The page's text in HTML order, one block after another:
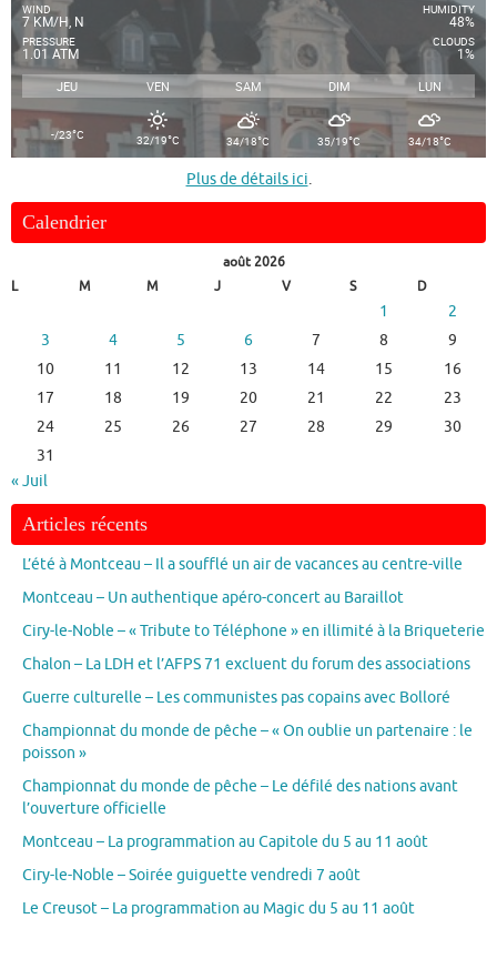
WIND
7 KM/H, N
PRESSURE
1.01 ATM
HUMIDITY
48%
CLOUDS
1%
JEU VEN SAM DIM LUN
-/23°C 32/19°C 34/18°C 35/19°C 34/18°C
Plus de détails ici.
Calendrier
août 2026
L
M M J V S D
1
2
3
4 5 6 7 8
9
10
11 12 13 14 15
16
17
18 19 20 21 22
23
24
25 26 27 28 29
30
31
« Juil
Articles récents
L’été à Montceau – Il a soufflé un air de vacances au centre-ville
Montceau – Un authentique apéro-concert au Baraillot
Ciry-le-Noble – « Tribute to Téléphone » en illimité à la Briqueterie
Chalon – La LDH et l’AFPS 71 excluent du forum des associations
Guerre culturelle – Les communistes pas copains avec Bolloré
Championnat du monde de pêche – « On oublie un partenaire : le
poisson »
Championnat du monde de pêche – Le défilé des nations avant
l’ouverture officielle
Montceau – La programmation au Capitole du 5 au 11 août
Ciry-le-Noble – Soirée guiguette vendredi 7 août
Le Creusot – La programmation au Magic du 5 au 11 août